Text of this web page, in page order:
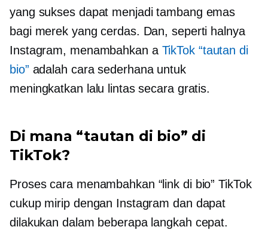
yang sukses dapat menjadi tambang emas
bagi merek yang cerdas. Dan, seperti halnya
Instagram, menambahkan a TikTok “tautan di
bio” adalah cara sederhana untuk
meningkatkan lalu lintas secara gratis.
Di mana “tautan di bio” di
TikTok?
Proses cara menambahkan “link di bio” TikTok
cukup mirip dengan Instagram dan dapat
dilakukan dalam beberapa langkah cepat.